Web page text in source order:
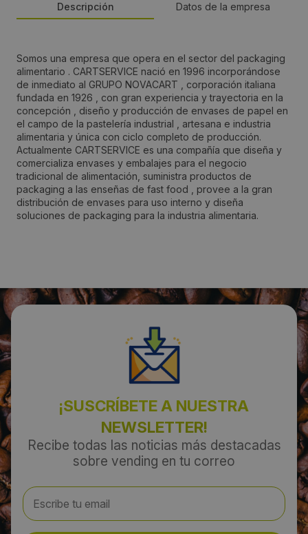
Descripción Datos de la empresa
Somos una empresa que opera en el sector del packaging
alimentario . CARTSERVICE nació en 1996 incorporándose
de inmediato al GRUPO NOVACART , corporación italiana
fundada en 1926 , con gran experiencia y trayectoria en la
concepción , diseño y producción de envases de papel en
el campo de la pastelería industrial , artesana e industria
alimentaria y única con ciclo completo de producción.
Actualmente CARTSERVICE es una compañía que diseña y
comercializa envases y embalajes para el negocio
tradicional de alimentación, suministra productos de
packaging a las enseñas de fast food , provee a la gran
distribución de envases para uso interno y diseña
soluciones de packaging para la industria alimentaria.
Carla
Dirección:
Moli dén Planes 8-10-12 nave 1. Poligono Industrial
Santiga
Localidad:
Barberà del Vallès
Email:
info@cartservice.es
¡SUSCRÍBETE A NUESTRA
NEWSLETTER!
Recibe todas las noticias más destacadas
sobre vending en tu correo